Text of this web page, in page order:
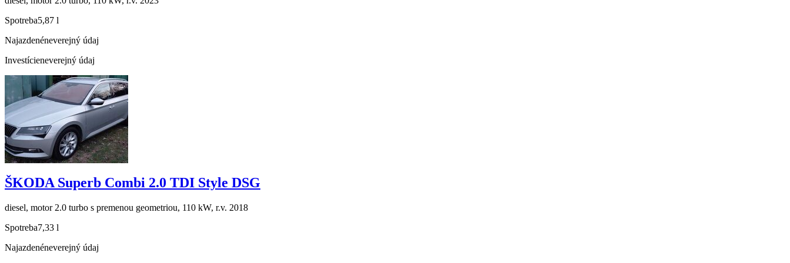
Spotreba5,87 l
Najazdenéneverejný údaj
Investícieneverejný údaj
ŠKODA Superb Combi 2.0 TDI Style DSG
diesel, motor 2.0 turbo s premenou geometriou, 110 kW, r.v. 2018
Spotreba7,33 l
Najazdenéneverejný údaj